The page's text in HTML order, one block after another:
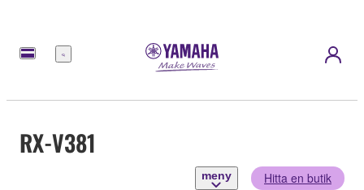
meny
RX-V381
meny Hitta en butik